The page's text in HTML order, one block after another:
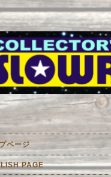
ページ
PAGE